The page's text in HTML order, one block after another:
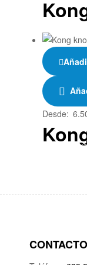
Desde:
CONTACTO